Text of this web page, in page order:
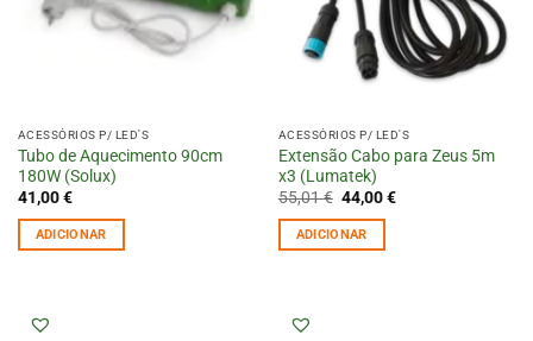
ACESSÓRIOS P/ LED'S
Tubo de Aquecimento 90cm
180W (Solux)
41,00€
ADICIONAR
ACESSÓRIOS P/ LED'S
Extensão Cabo para Zeus 5m
x3 (Lumatek)
55,01€ O
preço
original
era:
44,00€O
ADICIONAR